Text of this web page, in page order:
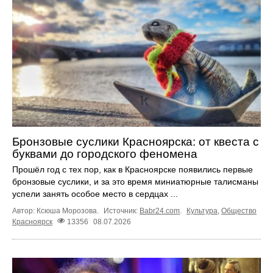
Бронзовые суслики Красноярска: от квеста с
буквами до городского феномена
Прошёл год с тех пор, как в Красноярске появились первые
бронзовые суслики, и за это время миниатюрные талисманы
успели занять особое место в сердцах ...
Автор: Ксюша Морозова. Источник: Babr24.com. Культура, Общество
Красноярск
13356 08.07.2026